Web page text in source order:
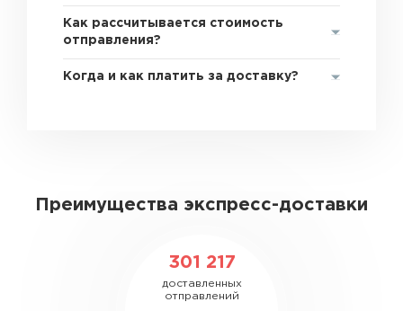
Как рассчитывается стоимость
отправления?
Когда и как платить за доставку?
Преимущества экспресс-доставки
301 217
доставленных
отправлений